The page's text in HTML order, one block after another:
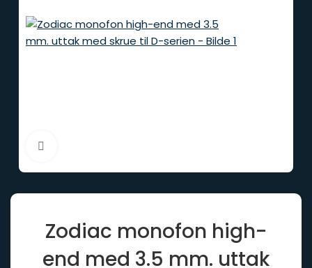
Zodiac monofon high-
end med 3.5 mm. uttak